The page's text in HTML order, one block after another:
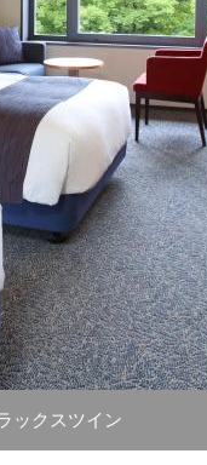
ックスツイン